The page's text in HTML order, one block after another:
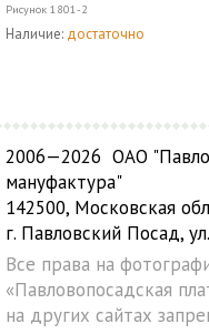
Рисунок 1801-2
Наличие: достаточно
2006—2026 ОАО
мануфактура"
142500, Московская
г. Павловский Посад,
Все права на
«Павловопосадская
на других сайтах